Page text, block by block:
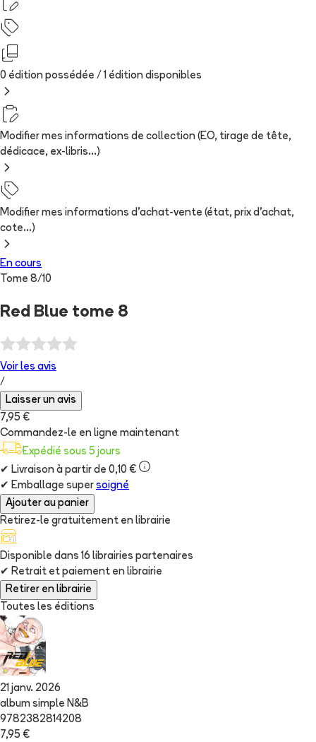
0 édition possédée / 1 édition disponibles
Modifier mes informations de collection (EO, tirage de tête,
dédicace, ex-libris...)
Modifier mes informations d'achat-vente (état, prix d'achat,
cote...)
En cours
Tome 8/10
Red Blue tome 8
Voir les avis
/
Laisser un avis
7,95 €
Commandez-le en ligne maintenant
Expédié sous 5 jours
✔ Livraison à partir de 0,10 €
✔ Emballage super soigné
Ajouter au panier
Retirez-le gratuitement en librairie
Disponible dans 16 librairies partenaires
✔ Retrait et paiement en librairie
Retirer en librairie
Toutes les éditions
21 janv. 2026
album simple N&B
9782382814208
7,95 €